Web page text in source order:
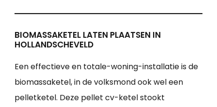
BIOMASSAKETEL LATEN PLAATSEN IN
HOLLANDSCHEVELD
Een effectieve en totale-woning-installatie is de
biomassaketel, in de volksmond ook wel een
pelletketel. Deze pellet cv-ketel stookt